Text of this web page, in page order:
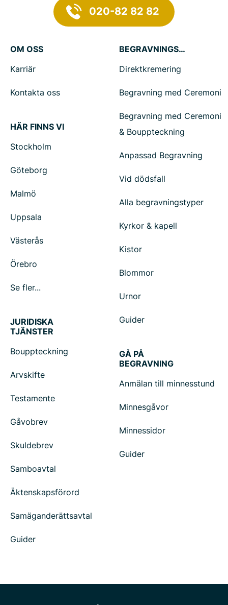
020-82 82 82
OM OSS
Karriär
Kontakta oss
HÄR FINNS VI
Stockholm
Göteborg
Malmö
Uppsala
Västerås
Örebro
Se fler...
BEGRAVNINGSTJÄNSTER
Direktkremering
Begravning med Ceremoni
Begravning med Ceremoni
& Bouppteckning
Anpassad Begravning
Vid dödsfall
Alla begravningstyper
Kyrkor & kapell
Kistor
Blommor
Urnor
Guider
JURIDISKA
TJÄNSTER
Bouppteckning
Arvskifte
Testamente
Gåvobrev
Skuldebrev
Samboavtal
Äktenskapsförord
Samäganderättsavtal
Guider
GÅ PÅ
BEGRAVNING
Anmälan till minnesstund
Minnesgåvor
Minnessidor
Guider